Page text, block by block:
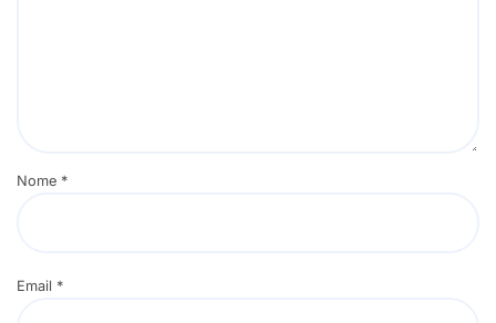
Nome *
Email *